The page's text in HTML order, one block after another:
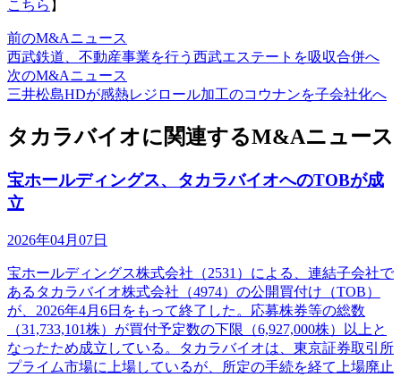
こちら 】
前のM&Aニュース
西武鉄道、不動産事業を行う西武エステートを吸収合併へ
次のM&Aニュース
三井松島HDが感熱レジロール加工のコウナンを子会社化へ
タカラバイオに関連するM&Aニュース
宝ホールディングス、タカラバイオへのTOBが成
立
2026年04月07日
宝ホールディングス株式会社（2531）による、連結子会社で
あるタカラバイオ株式会社（4974）の公開買付け（TOB）
が、2026年4月6日をもって終了した。応募株券等の総数
（31,733,101株）が買付予定数の下限（6,927,000株）以上と
なったため成立している。タカラバイオは、東京証券取引所
プライム市場に上場しているが、所定の手続を経て上場廃止